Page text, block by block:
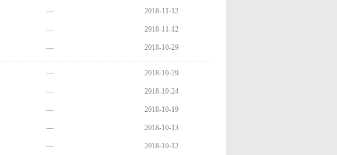
— 2018-11-12
— 2018-11-12
— 2018-10-29
— 2018-10-29
— 2018-10-24
— 2018-10-19
— 2018-10-13
— 2018-10-12